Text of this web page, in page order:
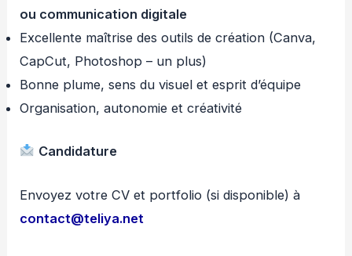
ou communication digitale
Excellente maîtrise des outils de création (Canva,
CapCut, Photoshop – un plus)
Bonne plume, sens du visuel et esprit d’équipe
Organisation, autonomie et créativité
Candidature
Envoyez votre CV et portfolio (si disponible) à
contact@teliya.net